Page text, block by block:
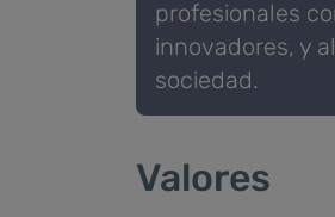
profesionales
innovadores, y
sociedad.
Valores